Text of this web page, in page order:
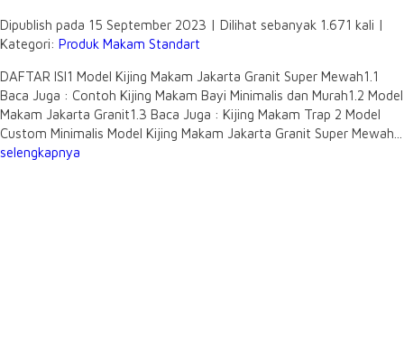
Dipublish pada 15 September 2023 | Dilihat sebanyak 1.671 kali |
Kategori: Produk Makam Standart
DAFTAR ISI1 Model Kijing Makam Jakarta Granit Super Mewah1.1
Baca Juga : Contoh Kijing Makam Bayi Minimalis dan Murah1.2 Model
Makam Jakarta Granit1.3 Baca Juga : Kijing Makam Trap 2 Model
Custom Minimalis Model Kijing Makam Jakarta Granit Super Mewah...
selengkapnya